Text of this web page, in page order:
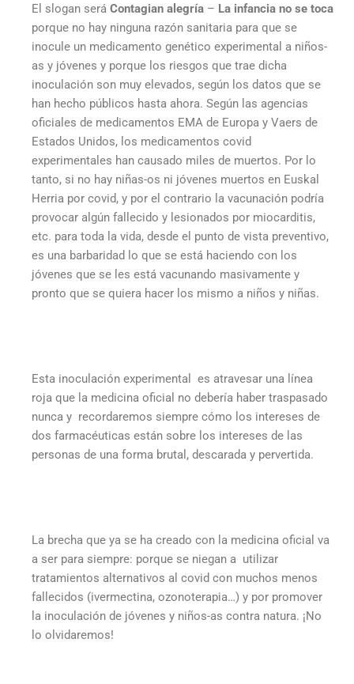
El slogan será Contagian alegría – La infancia no se toca
porque no hay ninguna razón sanitaria para que se
inocule un medicamento genético experimental a niños-
as y jóvenes y porque los riesgos que trae dicha
inoculación son muy elevados, según los datos que se
han hecho públicos hasta ahora. Según las agencias
oficiales de medicamentos EMA de Europa y Vaers de
Estados Unidos, los medicamentos covid
experimentales han causado miles de muertos. Por lo
tanto, si no hay niñas-os ni jóvenes muertos en Euskal
Herria por covid, y por el contrario la vacunación podría
provocar algún fallecido y lesionados por miocarditis,
etc. para toda la vida, desde el punto de vista preventivo,
es una barbaridad lo que se está haciendo con los
jóvenes que se les está vacunando masivamente y
pronto que se quiera hacer los mismo a niños y niñas.
Esta inoculación experimental es atravesar una línea
roja que la medicina oficial no debería haber traspasado
nunca y recordaremos siempre cómo los intereses de
dos farmacéuticas están sobre los intereses de las
personas de una forma brutal, descarada y pervertida.
La brecha que ya se ha creado con la medicina oficial va
a ser para siempre: porque se niegan a utilizar
tratamientos alternativos al covid con muchos menos
fallecidos (ivermectina, ozonoterapia…) y por promover
la inoculación de jóvenes y niños-as contra natura. ¡No
lo olvidaremos!